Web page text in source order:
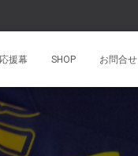
応援幕 SHOP お問合せ